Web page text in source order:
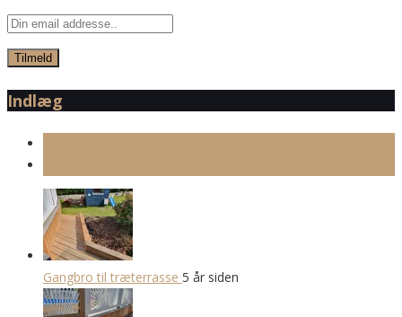
Indlæg
Gangbro til træterrasse 5 år siden